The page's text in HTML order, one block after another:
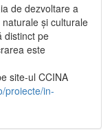
de dezvoltare a
și culturale
distinct pe
este
site-ul CCINA
proiecte/in-